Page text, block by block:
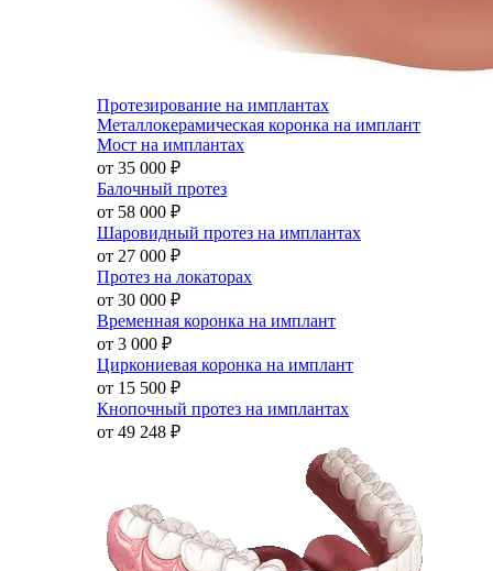
Протезирование на имплантах
Металлокерамическая коронка на имплант
Мост на имплантах
от 35 000 ₽
Балочный протез
от 58 000 ₽
Шаровидный протез на имплантах
от 27 000 ₽
Протез на локаторах
от 30 000 ₽
Временная коронка на имплант
от 3 000 ₽
Циркониевая коронка на имплант
от 15 500 ₽
Кнопочный протез на имплантах
от 49 248 ₽